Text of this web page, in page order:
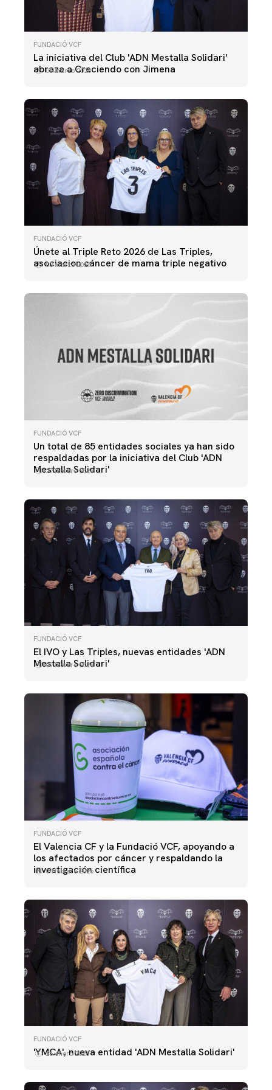
FUNDACIÓ VCF
La iniciativa del Club 'ADN Mestalla Solidari'
abraza a Creciendo con Jimena
05 marzo 2026
FUNDACIÓ VCF
Únete al Triple Reto 2026 de Las Triples,
asociacion cáncer de mama triple negativo
03 marzo 2026
FUNDACIÓ VCF
Un total de 85 entidades sociales ya han sido
respaldadas por la iniciativa del Club 'ADN
Mestalla Solidari'
27 febrero 2026
FUNDACIÓ VCF
El IVO y Las Triples, nuevas entidades 'ADN
Mestalla Solidari'
09 febrero 2026
FUNDACIÓ VCF
El Valencia CF y la Fundació VCF, apoyando a
los afectados por cáncer y respaldando la
investigación científica
04 febrero 2026
FUNDACIÓ VCF
'YMCA', nueva entidad 'ADN Mestalla Solidari'
26 enero 2026